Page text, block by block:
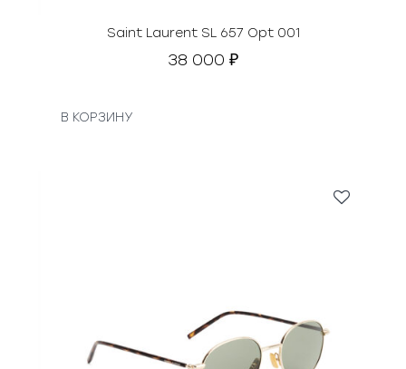
Saint Laurent SL 657 Opt 001
38 000 ₽
В КОРЗИНУ